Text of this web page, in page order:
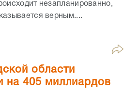
незапланированно,
верным....
области
на 405 миллиардов